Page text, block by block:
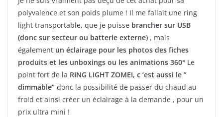
polyvalence et son poids plume ! Il me fallait une ring
light transportable, que je puisse brancher sur USB
(donc sur secteur ou batterie externe) , mais
également un éclairage pour les photos des fiches
produits et les unboxings ou les animations 360° Le
point fort de la RING LIGHT ZOMEI, c ‘est aussi le ”
dimmable” donc la possibilité de passer du chaud au
froid et ainsi créer un éclairage à la demande , pour un
prix ultra mini !